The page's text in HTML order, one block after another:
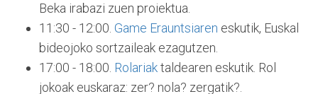
Beka irabazi zuen proiektua.
11:30 - 12:00. Game Erauntsiaren eskutik, Euskal
bideojoko sortzaileak ezagutzen.
17:00 - 18:00. Rolariaktaldearen eskutik. Rol
jokoak euskaraz: zer? nola? zergatik?.